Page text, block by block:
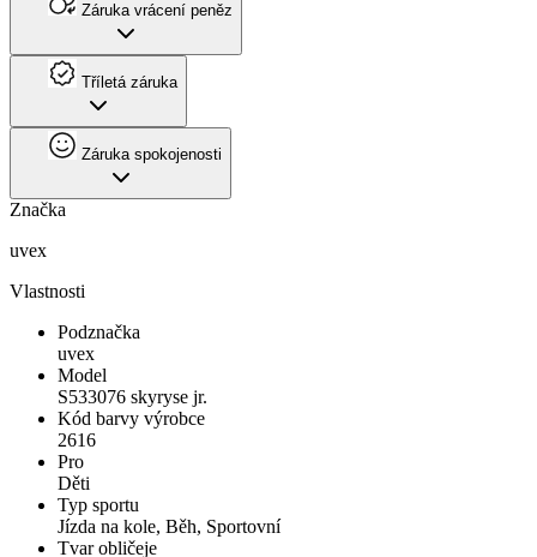
Záruka vrácení peněz
Tříletá záruka
Záruka spokojenosti
Značka
uvex
Vlastnosti
Podznačka
uvex
Model
S533076 skyryse jr.
Kód barvy výrobce
2616
Pro
Děti
Typ sportu
Jízda na kole, Běh, Sportovní
Tvar obličeje